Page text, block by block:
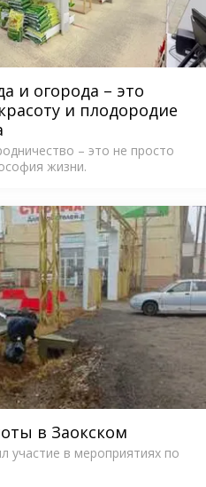
и огорода – это
и плодородие
– это не просто
жизни.
в Заокском
участие в мероприятиях по